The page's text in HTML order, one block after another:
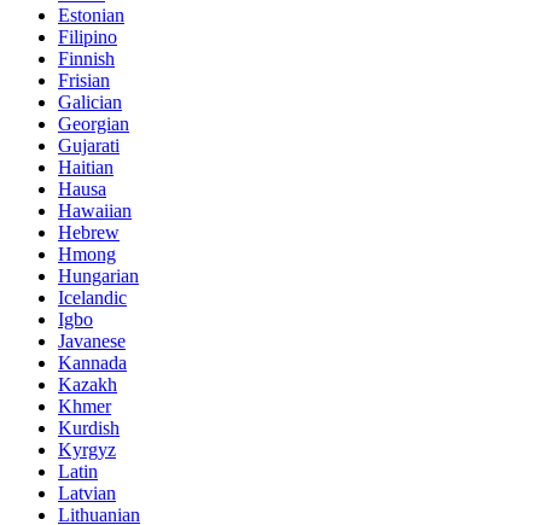
Estonian
Filipino
Finnish
Frisian
Galician
Georgian
Gujarati
Haitian
Hausa
Hawaiian
Hebrew
Hmong
Hungarian
Icelandic
Igbo
Javanese
Kannada
Kazakh
Khmer
Kurdish
Kyrgyz
Latin
Latvian
Lithuanian